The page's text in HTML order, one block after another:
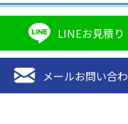
LINEお見積り
メールお問い合